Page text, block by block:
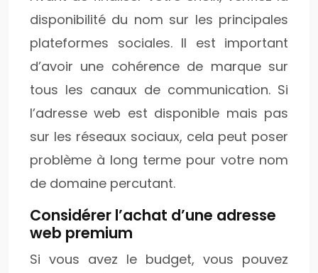
disponibilité du nom sur les principales
plateformes sociales. Il est important
d’avoir une cohérence de marque sur
tous les canaux de communication. Si
l’adresse web est disponible mais pas
sur les réseaux sociaux, cela peut poser
problème à long terme pour votre nom
de domaine percutant.
Considérer l’achat d’une adresse
web premium
Si vous avez le budget, vous pouvez